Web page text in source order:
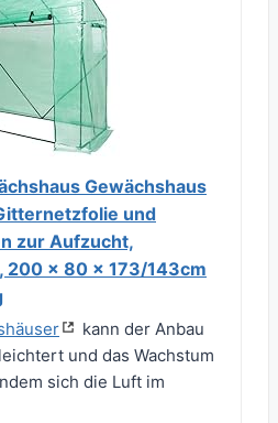
Gewächshaus
und
zur Aufzucht,
200 x 80 x 173/143cm
kann der Anbau
und das Wachstum
sich die Luft im